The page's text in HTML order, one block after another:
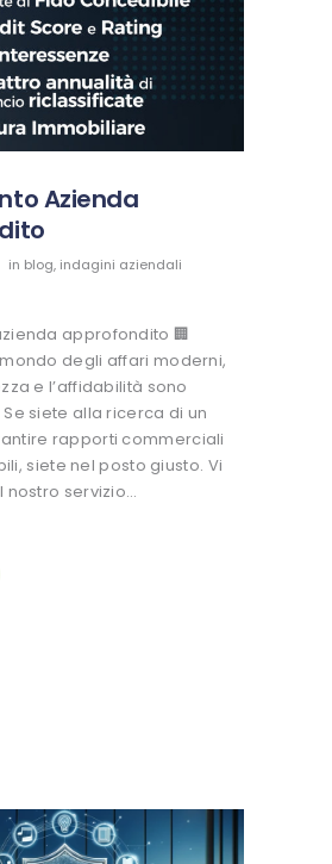
Azienda
in blog, indagini aziendali
approfondito 🏢
degli affari moderni,
e l’affidabilità sono
siete alla ricerca di un
rapporti commerciali
siete nel posto giusto. Vi
nostro servizio…